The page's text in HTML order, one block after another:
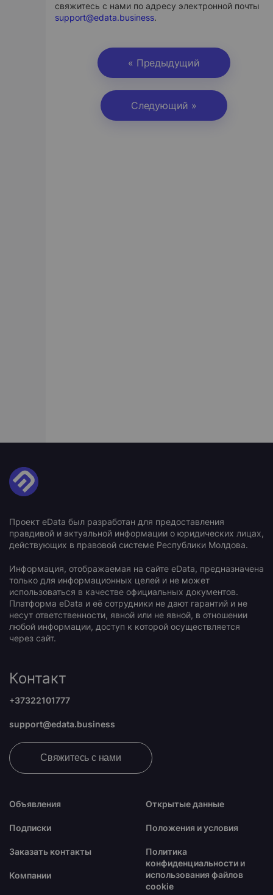
свяжитесь с нами по адресу электронной почты
support@edata.business.
« Предыдущий
Следующий »
Проект eData был разработан для предоставления
правдивой и актуальной информации о юридических лицах,
действующих в правовой системе Республики Молдова.
Информация, отображаемая на сайте eData, предназначена
только для информационных целей и не может
использоваться в качестве официальных документов.
Платформа eData и её сотрудники не дают гарантий и не
несут ответственности, явной или не явной, в отношении
любой информации, доступ к которой осуществляется
через сайт.
Объявления
Подписки
Заказать контакты
Компании
Открытые данные
Положения и условия
Политика
конфиденциальности и
использования файлов
cookie
Контакт
+37322101777
support@edata.business
Свяжитесь с нами